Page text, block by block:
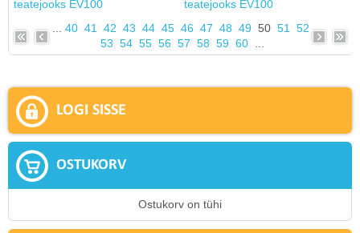
40 41 42 43 44 45 46 47 48 49 50 51
52
53 54 55 56 57 58 59 60...
LOGI SISSE
OSTUKORV
Ostukorv on tühi